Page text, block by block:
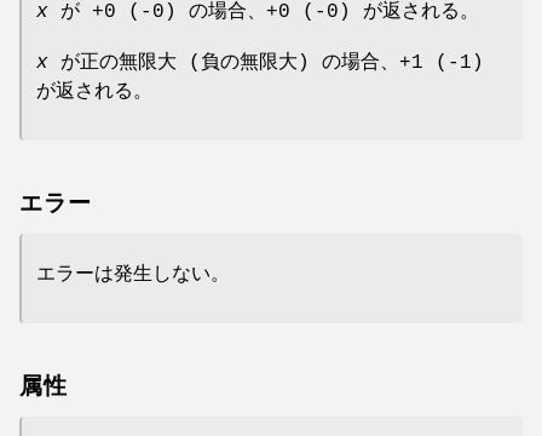
x が +0 (-0) の場合、+0 (-0) が返される。
x が正の無限大 (負の無限大) の場合、+1 (-1)
が返される。
エラー
エラーは発生しない。
属性